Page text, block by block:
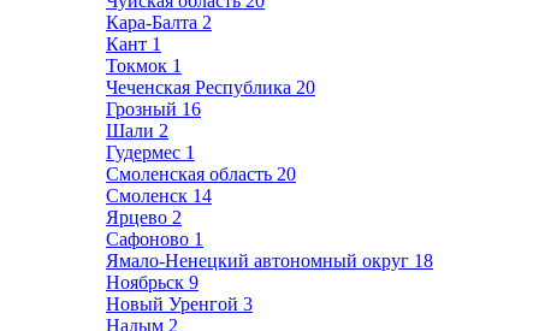
Кара-Балта 2
Кант 1
Токмок 1
Чеченская Республика 20
Грозный 16
Шали 2
Гудермес 1
Смоленская область 20
Смоленск 14
Ярцево 2
Сафоново 1
Ямало-Ненецкий автономный округ 18
Ноябрьск 9
Новый Уренгой 3
Надым 2